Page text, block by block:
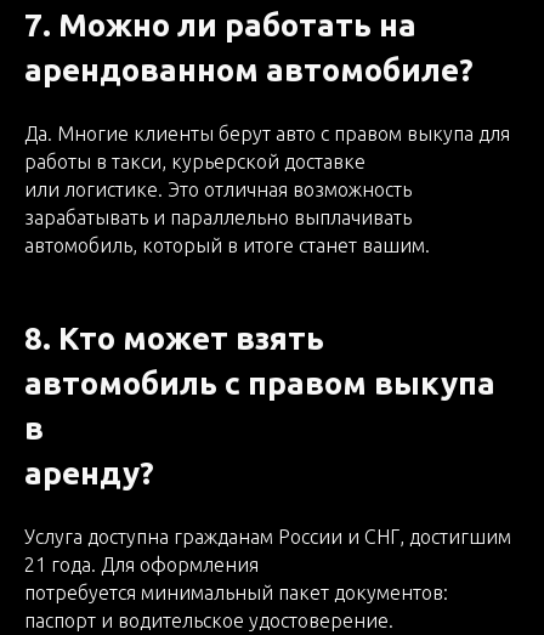
7. Можно ли работать на
арендованном автомобиле?
Да. Многие клиенты берут авто с правом выкупа для
работы в такси, курьерской доставке
или логистике. Это отличная возможность
зарабатывать и параллельно выплачивать
автомобиль, который в итоге станет вашим.
8. Кто может взять
автомобиль с правом выкупа
в
аренду?
Услуга доступна гражданам России и СНГ, достигшим
21 года. Для оформления
потребуется минимальный пакет документов:
паспорт и водительское удостоверение.